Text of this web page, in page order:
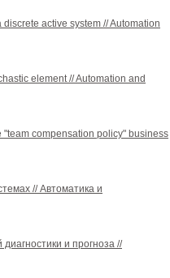
active system // Automation
element // Automation and
"team compensation policy" business
// Автоматика и
и прогноза //